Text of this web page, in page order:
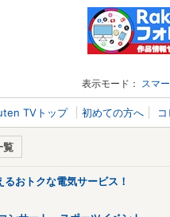
表示モード： スマ
TVトップ 初めての方へ
覧
るおトクな電気サービス！